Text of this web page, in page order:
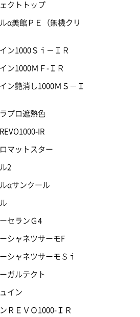
クトトップ
α美館ＰＥ（無機クリ
ン1000Ｓｉ－ＩＲ
ン1000ＭＦ-ＩＲ
ン艶消し1000ＭＳ－Ｉ
プロ遮熱色
IR
マットスター
2
αサンクール
セランＧ4
シャネツサーモF
シャネツサーモＳｉ
ガルテクト
イン
ＲＥＶＯ1000-ＩＲ